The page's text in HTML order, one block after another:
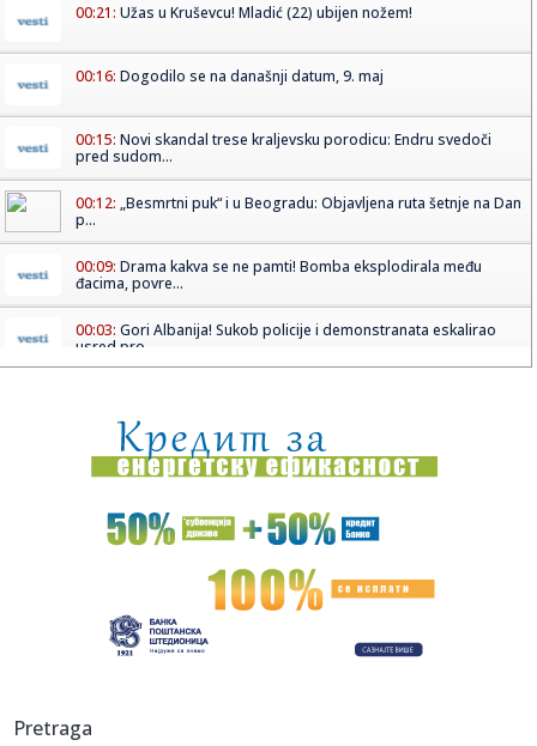
00:21: Užas u Kruševcu! Mladić (22) ubijen nožem!
00:16: Dogodilo se na današnji datum, 9. maj
00:15: Novi skandal trese kraljevsku porodicu: Endru svedoči
pred sudom...
00:12: „Besmrtni puk“ i u Beogradu: Objavljena ruta šetnje na Dan
p...
00:09: Drama kakva se ne pamti! Bomba eksplodirala među
đacima, povre...
00:03: Gori Albanija! Sukob policije i demonstranata eskalirao
usred pro...
23:53:Horor ispod Avale! Autom prešao u suprotnu traku, udario
motocik...
23:47:SUZE, ZVIŽDUCI I HAOS U ITALIJI: Frozinone se vratio u elitu,
Toyota razmatra snažniju GR verziju popularnog modela
23:20:Otkriven mogući uzrok eksplozije u kojoj je povrijeđen
pumpama: Evo z...
Pretraga